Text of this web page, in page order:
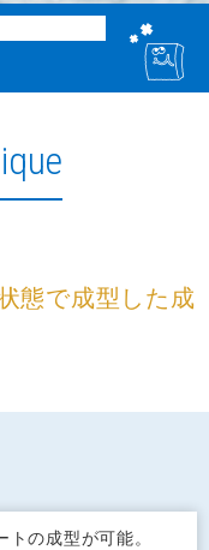
態で成型した成
の成型が可能。